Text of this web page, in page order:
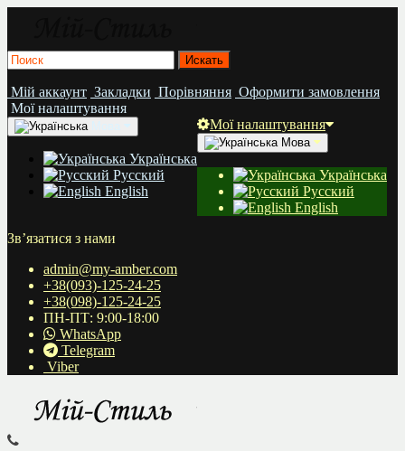
Мій аккаунт Закладки Порівняння Оформити замовлення
Мої налаштування
Українська
Русский
English
Мої налаштування
Мова
Українська
Русский
English
Зв’язатися з нами
admin@my-amber.com
+38(093)-125-24-25
+38(098)-125-24-25
ПН-ПТ: 9:00-18:00
WhatsApp
Telegram
Viber